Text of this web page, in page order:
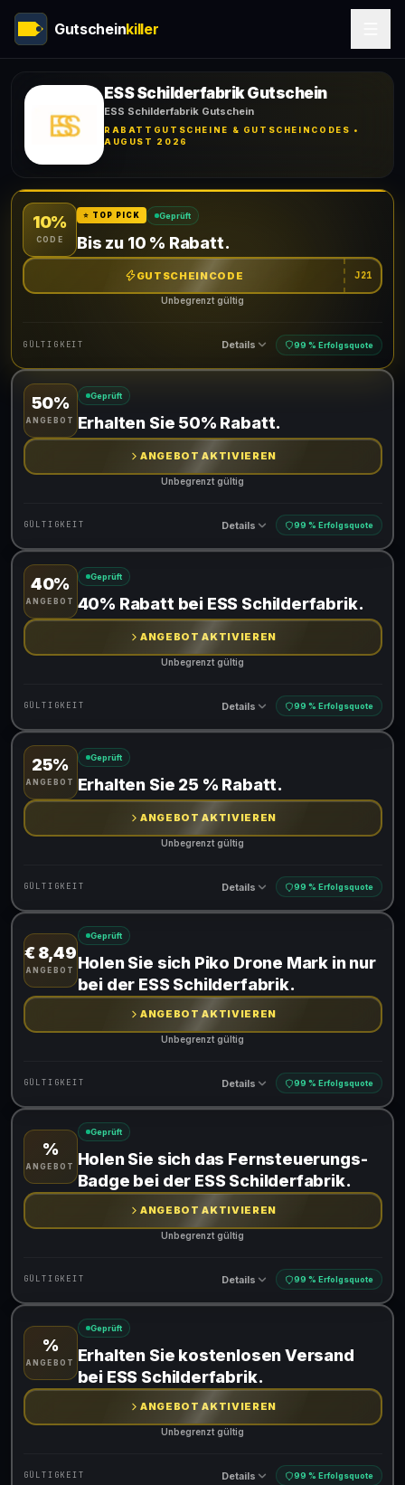
Gutscheinkiller
ESS Schilderfabrik Gutschein
ESS Schilderfabrik Gutschein
RABATTGUTSCHEINE & GUTSCHEINCODES •
AUGUST 2026
10%
CODE
⭐ TOP PICK Geprüft
Bis zu 10 % Rabatt.
GUTSCHEINCODE J21
Unbegrenzt gültig
GÜLTIGKEIT Details 99 % Erfolgsquote
Gültig für teilnehmende Produkte
Gib den Code an der Kasse ein, um den Rabatt zu erhalten
50%
ANGEBOT
Geprüft
Erhalten Sie 50% Rabatt.
ANGEBOT AKTIVIEREN
Unbegrenzt gültig
GÜLTIGKEIT Details 99 % Erfolgsquote
Gültig für teilnehmende Produkte
40%
ANGEBOT
Geprüft
40% Rabatt bei ESS Schilderfabrik.
ANGEBOT AKTIVIEREN
Unbegrenzt gültig
GÜLTIGKEIT Details 99 % Erfolgsquote
Gültig für teilnehmende Produkte
25%
ANGEBOT
Geprüft
Erhalten Sie 25 % Rabatt.
ANGEBOT AKTIVIEREN
Unbegrenzt gültig
GÜLTIGKEIT Details 99 % Erfolgsquote
Gültig für teilnehmende Produkte
€ 8,49
ANGEBOT
Geprüft
Holen Sie sich Piko Drone Mark in nur
bei der ESS Schilderfabrik.
ANGEBOT AKTIVIEREN
Unbegrenzt gültig
GÜLTIGKEIT Details 99 % Erfolgsquote
Gültig für teilnehmende Produkte
%
ANGEBOT
Geprüft
Holen Sie sich das Fernsteuerungs-
Badge bei der ESS Schilderfabrik.
ANGEBOT AKTIVIEREN
Unbegrenzt gültig
GÜLTIGKEIT Details 99 % Erfolgsquote
Gültig für teilnehmende Produkte
%
ANGEBOT
Geprüft
Erhalten Sie kostenlosen Versand
bei ESS Schilderfabrik.
ANGEBOT AKTIVIEREN
Unbegrenzt gültig
GÜLTIGKEIT Details 99 % Erfolgsquote